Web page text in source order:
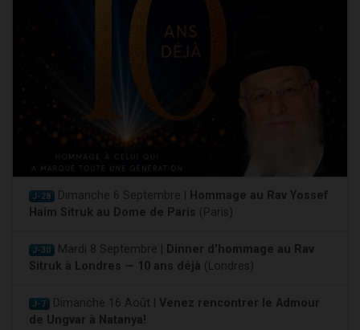
J-28 Dimanche 6 Septembre |
Hommage au Rav Yossef
Haim Sitruk au Dome de Paris (Paris)
J-30 Mardi 8 Septembre |
Dinner d'hommage au Rav
Sitruk à Londres — 10 ans déjà (Londres)
J-7 Dimanche 16 Août | Venez rencontrer le Admour
de Ungvar à Natanya!